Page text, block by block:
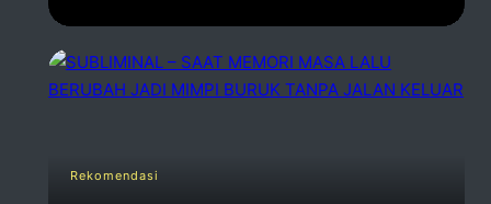
Rekomendasi